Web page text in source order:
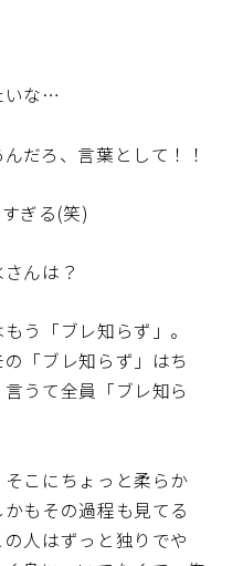
いな…
だろ、言葉として！！
ぎる(笑)
んは？
う「ブレ知らず」。
「ブレ知らず」はち
うて全員「ブレ知ら
こにちょっと柔らか
もその過程も見てる
人はずっと独りでや